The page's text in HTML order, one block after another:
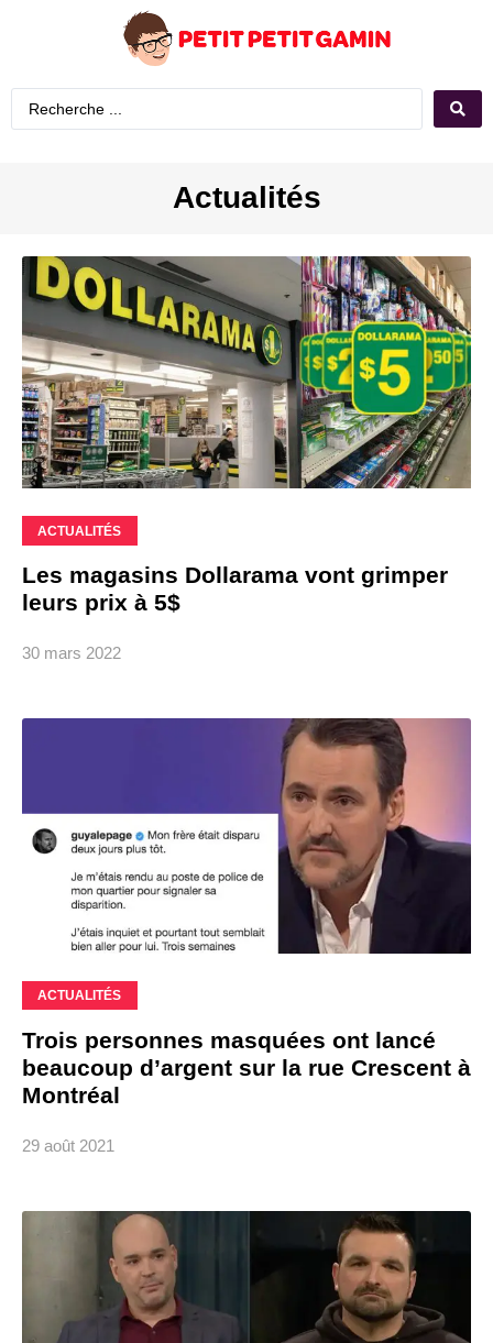
Actualités
ACTUALITÉS
Les magasins Dollarama vont grimper
leurs prix à 5$
30 mars 2022
ACTUALITÉS
Trois personnes masquées ont lancé
beaucoup d’argent sur la rue Crescent à
Montréal
29 août 2021